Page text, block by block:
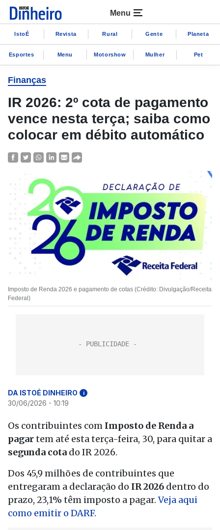
Menu
IstoÉ Revista Rural Gente Planeta
Esportes Menu Motorshow Mulher Pet
Finanças
IR 2026: 2º cota de pagamento
vence nesta terça; saiba como
colocar em débito automático
Imposto de Renda 2026 e pagamento de cotas (Crédito: Divulgação/Receita
Federal)
DA ISTOÉ DINHEIRO i
30/06/2026 - 10:19
Os contribuintes com Imposto de Renda a
pagartem até esta terça-feira, 30, para quitar a
segunda cota do IR 2026.
Dos 45,9 milhões de contribuintes que
entregaram a declaração do IR 2026 dentro do
prazo, 23,1% têm imposto a pagar.Veja aqui
como emitir o DARF.